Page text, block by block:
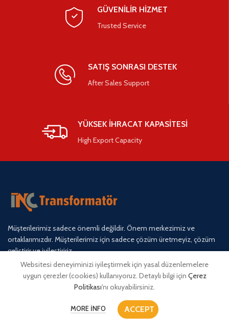
GÜVENİLİR HİZMET
Trusted Service
SATIŞ SONRASI DESTEK
After Sales Support
YÜKSEK İHRACAT KAPASİTESİ
High Export Capacity
Müşterilerimiz sadece önemli değildir. Önem merkezimiz ve
ortaklarımızdır. Müşterilerimiz için sadece çözüm üretmeyiz, çözüm
geliştirir ve iyileştiririz.
ERENLER OSB MAH. 21 SOK. NO 9/2 TAŞPINAR / MERKEZ /
Websitesi deneyiminizi iyileştirmek için yasal düzenlemelere
uygun çerezler (cookies) kullanıyoruz. Detaylı bilgi için Çerez
Politikası'nı okuyabilirsiniz.
MORE INFO ACCEPT